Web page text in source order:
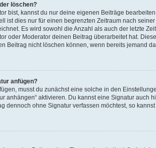
löschen?
bist, kannst du nur deine eigenen Beiträge
ist dies nur für einen begrenzten Zeitraum nach
Es wird sowohl die Anzahl als auch der letzte
oder Moderator deinen Beitrag überarbeitet hat.
Beitrag nicht löschen können, wenn bereits jemand
anfügen?
musst du zunächst eine solche in den
anhängen“ aktivieren. Du kannst eine Signatur
dennoch ohne Signatur verfassen möchtest, so